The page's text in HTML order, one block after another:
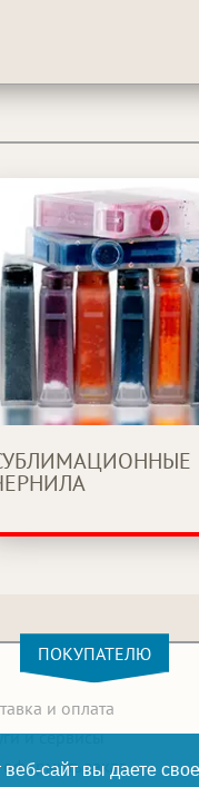
ПОКУПАТЕЛЮ
и оплата
и сервисы
заказ
сайт вы даете